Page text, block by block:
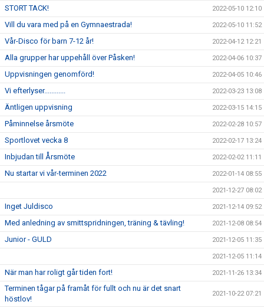
STORT TACK! 2022-05-10 12:10
Vill du vara med på en Gymnaestrada! 2022-05-10 11:52
Vår-Disco för barn 7-12 år! 2022-04-12 12:21
Alla grupper har uppehåll över Påsken! 2022-04-06 10:37
Uppvisningen genomförd! 2022-04-05 10:46
Vi efterlyser............ 2022-03-23 13:08
Äntligen uppvisning 2022-03-15 14:15
Påminnelse årsmöte 2022-02-28 10:57
Sportlovet vecka 8 2022-02-17 13:24
Inbjudan till Årsmöte 2022-02-02 11:11
Nu startar vi vår-terminen 2022 2022-01-14 08:55
2021-12-27 08:02
Inget Juldisco 2021-12-14 09:52
Med anledning av smittspridningen, träning & tävling! 2021-12-08 08:54
Junior - GULD 2021-12-05 11:35
2021-12-05 11:14
När man har roligt går tiden fort! 2021-11-26 13:34
Terminen tågar på framåt för fullt och nu är det snart
höstlov!
2021-10-22 07:21